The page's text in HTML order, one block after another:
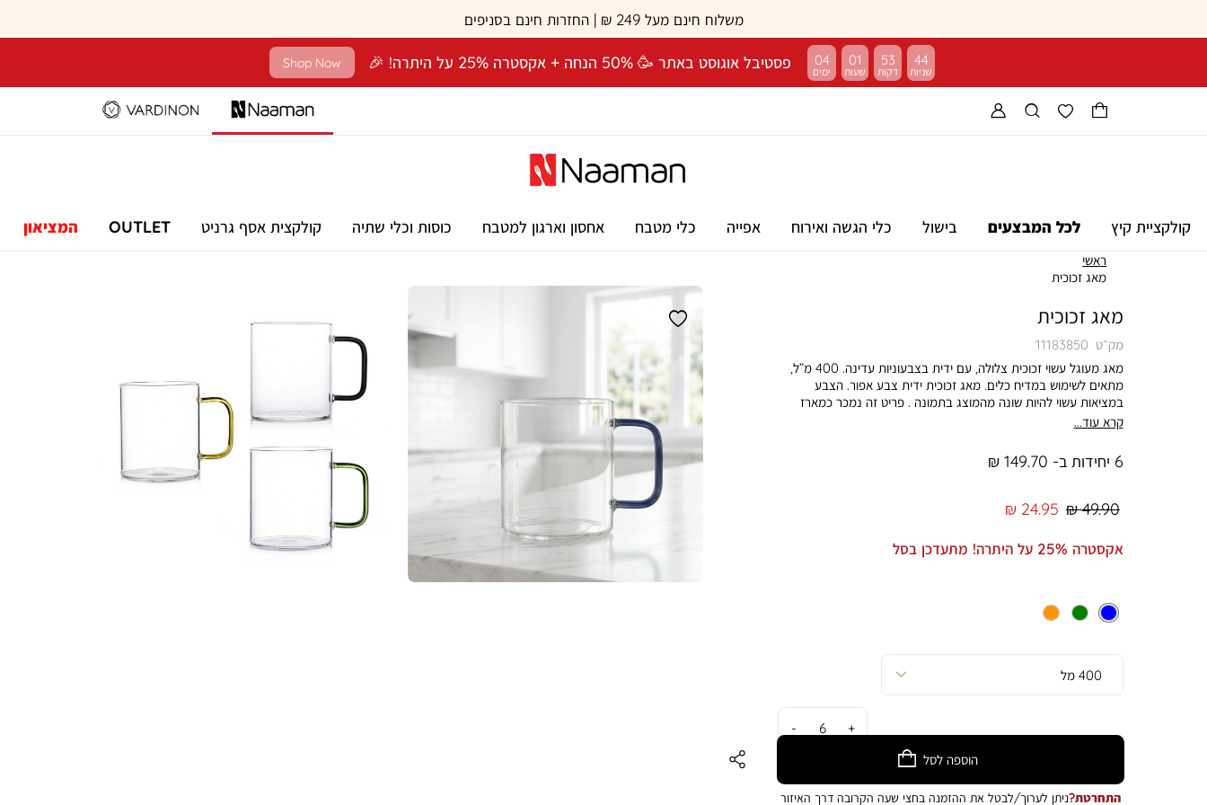
משלוח חינם מעל 249 ₪ | החזרות חינם בסניפים
פסטיבל אוגוסט באתר 🥳 50% הנחה + אקסטרה 25% על היתרה! 🎉 Shop Now 04 01 53 43
קולקציית קיץ לכל המבצעים בישול כלי הגשה ואירוח אפייה כלי מטבח אחסון וארגון למטבח כוסות וכלי שתיה קולקצית אסף גרניט OUTLET המציאון
ראשי
מאג זכוכית
מאג זכוכית
מק״ט 11183850
מאג מעוגל עשוי זכוכית צלולה, עם ידית בצבעוניות עדינה. 400 מ”ל,
מתאים לשימוש במדיח כלים. מאג זכוכית ידית צבע אפור. הצבע
במציאות עשוי להיות שונה מהמוצג בתמונה . פריט זה נמכר כמארז
בלבד. הפריט אינו נמכר כבודד. המחיר מתייחס ליחידה. מוצר שנמכר
קרא עוד...
6 יחידות ב- 149.70 ₪
מחיר
24.95 ₪
מחיר
49.90 ₪
אקסטרה 25% על היתרה! מתעדכן בסל
הוספה לסל
התחרטת?ניתן לערוך/לבטל את ההזמנה בחצי שעה הקרובה דרך האיזור